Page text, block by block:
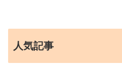
人気記事